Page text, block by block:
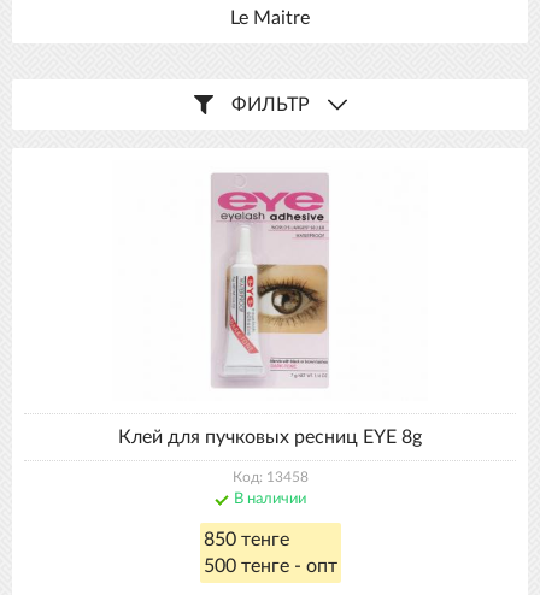
Le Maitre
ФИЛЬТР
Клей для пучковых ресниц EYE 8g
Код: 13458
В наличии
850 тенге
500 тенге - опт